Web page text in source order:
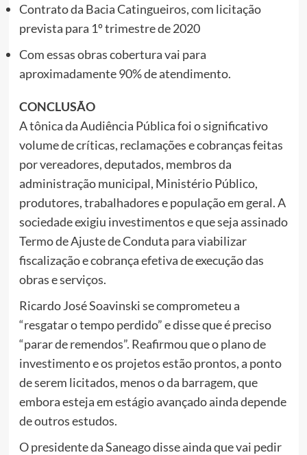
Contrato da Bacia Catingueiros, com licitação
prevista para 1º trimestre de 2020
Com essas obras cobertura vai para
aproximadamente 90% de atendimento.
CONCLUSÃO
A tônica da Audiência Pública foi o significativo
volume de críticas, reclamações e cobranças feitas
por vereadores, deputados, membros da
administração municipal, Ministério Público,
produtores, trabalhadores e população em geral. A
sociedade exigiu investimentos e que seja assinado
Termo de Ajuste de Conduta para viabilizar
fiscalização e cobrança efetiva de execução das
obras e serviços.
Ricardo José Soavinski se comprometeu a
“resgatar o tempo perdido” e disse que é preciso
“parar de remendos”. Reafirmou que o plano de
investimento e os projetos estão prontos, a ponto
de serem licitados, menos o da barragem, que
embora esteja em estágio avançado ainda depende
de outros estudos.
O presidente da Saneago disse ainda que vai pedir